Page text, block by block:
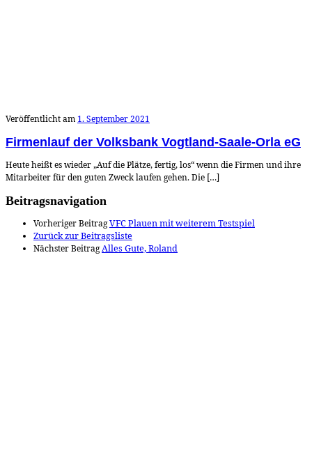
Veröffentlicht am 1. September 2021
Firmenlauf der Volksbank Vogtland-Saale-Orla eG
Heute heißt es wieder „Auf die Plätze, fertig, los“ wenn die Firmen und ihre
Mitarbeiter für den guten Zweck laufen gehen. Die […]
Beitragsnavigation
Vorheriger BeitragVFC Plauen mit weiterem Testspiel
Zurück zur Beitragsliste
Nächster BeitragAlles Gute, Roland